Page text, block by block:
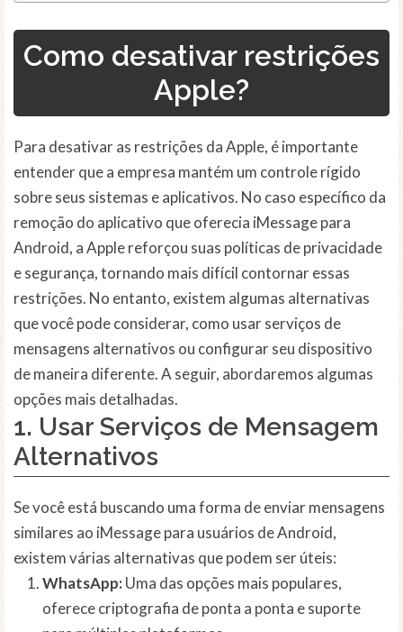
Como desativar restrições
Apple?
Para desativar as restrições da Apple, é importante
entender que a empresa mantém um controle rígido
sobre seus sistemas e aplicativos. No caso específico da
remoção do aplicativo que oferecia iMessage para
Android, a Apple reforçou suas políticas de privacidade
e segurança, tornando mais difícil contornar essas
restrições. No entanto, existem algumas alternativas
que você pode considerar, como usar serviços de
mensagens alternativos ou configurar seu dispositivo
de maneira diferente. A seguir, abordaremos algumas
opções mais detalhadas.
1. Usar Serviços de Mensagem
Alternativos
Se você está buscando uma forma de enviar mensagens
similares ao iMessage para usuários de Android,
existem várias alternativas que podem ser úteis:
WhatsApp:Uma das opções mais populares,
oferece criptografia de ponta a ponta e suporte